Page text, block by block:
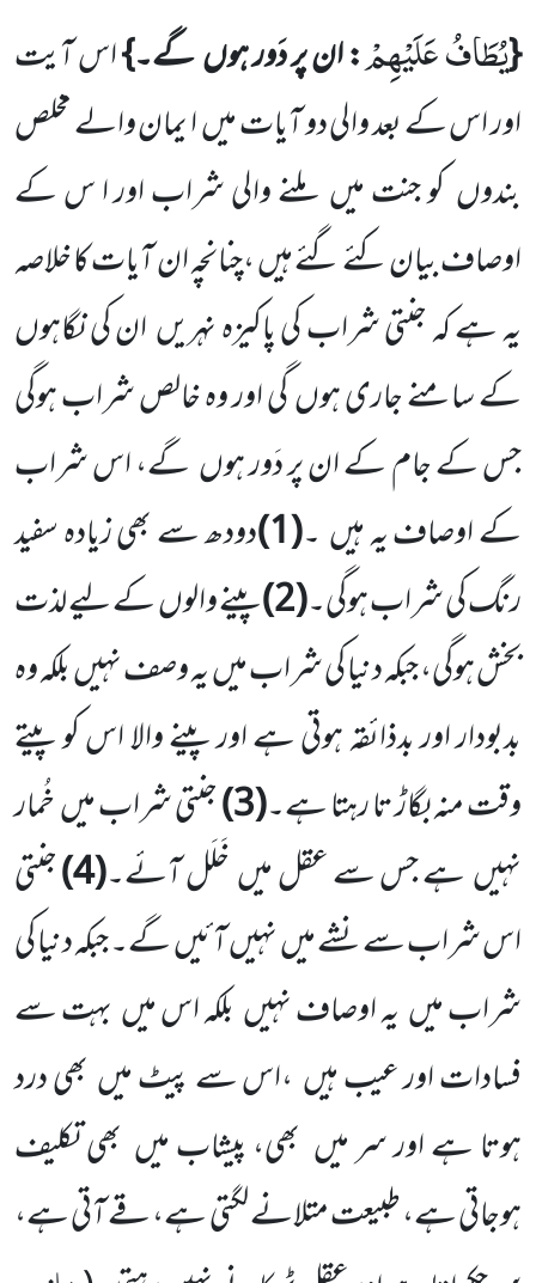
{یُطَافُ عَلَیْهِمْ: ان پر دَور ہوںگے۔}اس آیت
اور اس کے بعد والی دو آیات میںا یمان والے مخلص
بندوں کو جنت میںملنے والی شراب اور ا س کے
اوصاف بیان کئے گئے ہیں،چنانچہ ان آیات کا خلاصہ
یہ ہے کہ جنتی شراب کی پاکیزہ نہریںان کی نگاہوں
کے سامنے جاری ہوںگی اور وہ خالص شراب ہوگی
جس کے جام کے ان پر دَور ہوںگے، اس شراب
کے اوصاف یہ ہیں ۔(
1
)دودھ سے بھی زیادہ سفید
رنگ کی شراب ہوگی۔(
2
)پینے والوںکے لیے لذت
بخش ہوگی، جبکہ دنیا کی شراب میںیہ وصف نہیںبلکہ وہ
بدبودار اور بدذائقہ ہوتی ہے اور پینے والا اس کو پیتے
وقت منہ بگاڑ تا رہتا ہے۔(
3
)جنتی شراب میںخُمار
نہیںہے جس سے عقل میںخَلَل آئے۔(
4
)جنتی
اس شراب سے نشے میںنہیں آئیںگے۔ جبکہ دنیا کی
شراب میںیہ اوصاف نہیںبلکہ اس میںبہت سے
فسادات اور عیب ہیں ،اس سے پیٹ میںبھی درد
ہوتا ہے اور سر میں بھی، پیشاب میں بھی تکلیف
ہوجاتی ہے، طبیعت متلانے لگتی ہے، قے آتی ہے،